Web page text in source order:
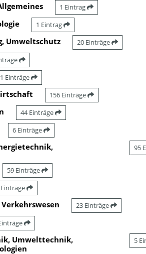
1 Eintrag
1 Eintrag
Umweltschutz 20 Einträge
Einträge
156 Einträge
44 Einträge
6 Einträge
95
59 Einträge
23 Einträge
Umwelttechnik,
5